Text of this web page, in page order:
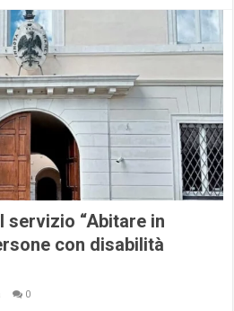
servizio “Abitare in
con disabilità
0